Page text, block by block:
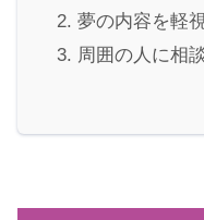
夢の内容を軽
周囲の人に相